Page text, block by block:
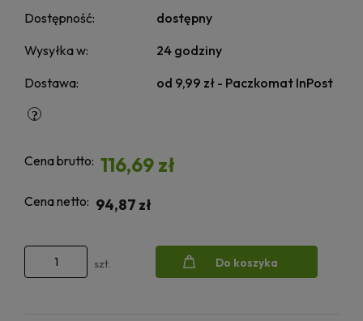
Dostępność:
dostępny
Wysyłka w:
24 godziny
Dostawa:
od 9,99 zł - Paczkomat InPost
Cena brutto: 116,69 zł
Cena netto: 94,87 zł
szt. Do koszyka